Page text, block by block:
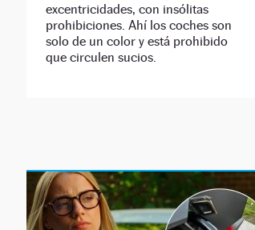
excentricidades, con insólitas
prohibiciones. Ahí los coches son
solo de un color y está prohibido
que circulen sucios.